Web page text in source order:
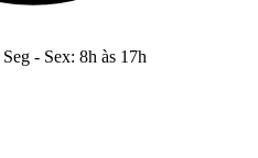
Seg - Sex: 8h às 17h